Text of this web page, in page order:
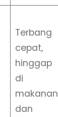
Terbang
cepat,
hinggap
di
makanan
dan